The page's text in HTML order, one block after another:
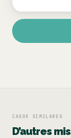
CASOS SIMILARES
D’autres